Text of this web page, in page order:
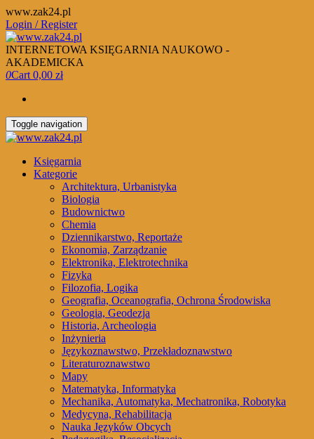
Skip
to
the
content
www.zak24.pl
Login / Register
INTERNETOWA KSIĘGARNIA NAUKOWO -
AKADEMICKA
0Cart 0,00 zł
Toggle navigation
Księgarnia
Kategorie
Architektura, Urbanistyka
Biologia
Budownictwo
Chemia
Dziennikarstwo, Reportaże
Ekonomia, Zarządzanie
Elektronika, Elektrotechnika
Fizyka
Filozofia, Logika
Geografia, Oceanografia, Ochrona Środowiska
Geologia, Geodezja
Historia, Archeologia
Inżynieria
Językoznawstwo, Przekładoznawstwo
Literaturoznawstwo
Mapy
Matematyka, Informatyka
Mechanika, Automatyka, Mechatronika, Robotyka
Medycyna, Rehabilitacja
Nauka Języków Obcych